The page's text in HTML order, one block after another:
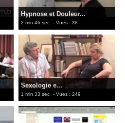
Hypnose et Douleur...
2 min 46 sec - Vues : 38
Sexologie e...
1 min 33 sec - Vues : 249